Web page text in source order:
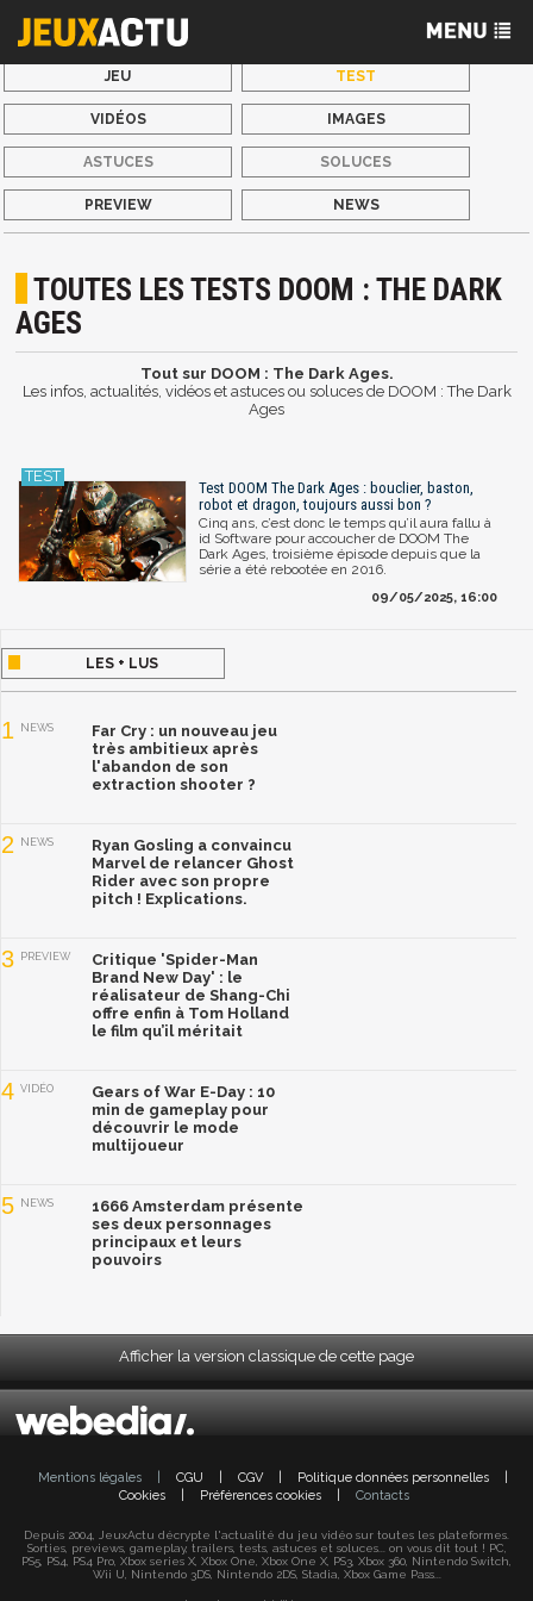
JEU TEST
VIDÉOS IMAGES
ASTUCES SOLUCES
PREVIEW NEWS
TOUTES LES TESTS DOOM : THE DARK
AGES
Tout sur DOOM : The Dark Ages.
Les infos, actualités, vidéos et astuces ou soluces de DOOM : The Dark
Ages
Test DOOM The Dark Ages : bouclier, baston,
robot et dragon, toujours aussi bon ?
Cinq ans, c’est donc le temps qu’il aura fallu à
id Software pour accoucher de DOOM The
Dark Ages, troisième épisode depuis que la
série a été rebootée en 2016.
09/05/2025, 16:00
LES + LUS
1 NEWS
Far Cry : un nouveau jeu
très ambitieux après
l'abandon de son
extraction shooter ?
2 NEWS
Ryan Gosling a convaincu
Marvel de relancer Ghost
Rider avec son propre
pitch ! Explications.
3 PREVIEW
Critique 'Spider-Man
Brand New Day' : le
réalisateur de Shang-Chi
offre enfin à Tom Holland
le film qu’il méritait
4 VIDÉO
Gears of War E-Day : 10
min de gameplay pour
découvrir le mode
multijoueur
5 NEWS
1666 Amsterdam présente
ses deux personnages
principaux et leurs
pouvoirs
Afficher la version classique de cette page
Mentions légales CGU CGV Politique données personnelles
Cookies
Préférences cookies Contacts
Depuis 2004, JeuxActu décrypte l'actualité du jeu vidéo sur toutes les plateformes.
Sorties, previews, gameplay, trailers, tests, astuces et soluces... on vous dit tout ! PC,
PS5, PS4, PS4 Pro, Xbox series X, Xbox One, Xbox One X, PS3, Xbox 360, Nintendo Switch,
Wii U, Nintendo 3DS, Nintendo 2DS, Stadia, Xbox Game Pass...